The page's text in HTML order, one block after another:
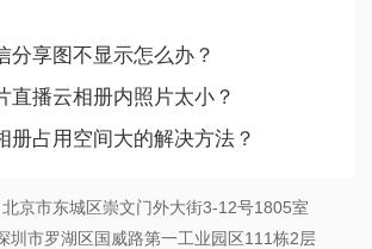
分享图不显示怎么办？
直播云相册内照片太小？
册占用空间大的解决方法？
京市东城区崇文门外大街3-12号1805室
圳市罗湖区国威路第一工业园区111栋2层